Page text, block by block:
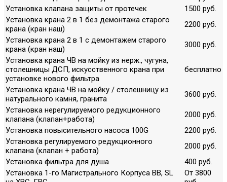
Установка клапана защиты от протечек
1500 руб.
Установка крана 2 в 1 без демонтажа старого
крана (кран наш)
2200 руб.
Установка крана 2 в 1 с демонтажем старого
крана (кран наш)
3000 руб.
Установка крана ЧВ на мойку из нерж., чугуна,
столешницы ДСП, искусственного крана при
установке нового фильтра
бесплатно
Установка крана ЧВ на мойку / столешницу из
натурального камня, гранита
3600 руб.
Установка нерегулируемого редукционного
клапана (клапан+работа)
2000 руб.
Установка повысительного насоса 100G
2200 руб.
Установка регулируемого редукционного
клапана (клапан + работа)
2000 руб.
Установка фильтра для душа
400 руб.
Установка 1-го Магистрального Корпуса ВВ, SL
От 3800